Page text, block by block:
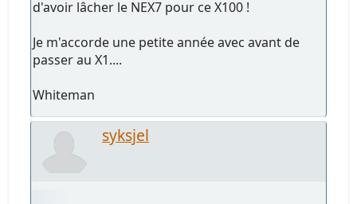
d'avoir lâcher le NEX7 pour ce X100 !
Je m'accorde une petite année avec avant de
passer au X1....
Whiteman
syksjel